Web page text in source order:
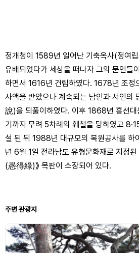
정개청이 1589년 일어난 기축옥사(정여
유배되었다가 세상을 떠나자 그의 문인들
하면서 1616년 건립하였다. 1678년 조정
사액을 받았으나 계속되는 남인과 서인의
說)을 되풀이하였다. 이후 1868년 흥선대
기까지 무려 5차례의 훼철을 당하였고
설 된 뒤 1988년 대규모의 복원공사를 하
년 6월 1일 전라남도 유형문화재로 지정된
(愚得綠)》 목판이 소장되어 있다.
주변 관광지